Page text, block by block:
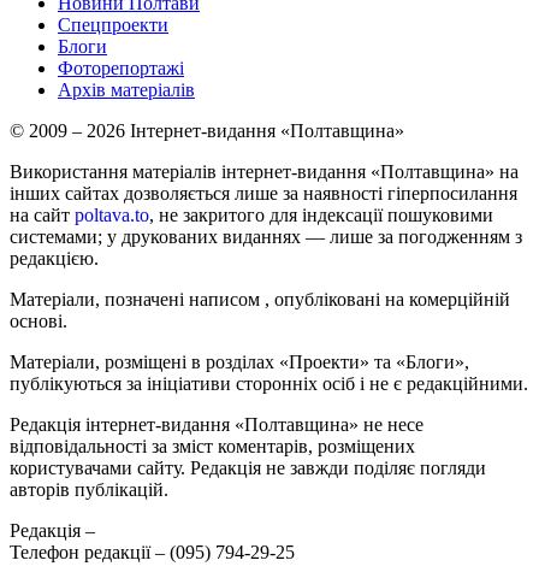
Спецпроекти
Блоги
Фоторепортажі
Архів матеріалів
© 2009 – 2026 Інтернет-видання «Полтавщина»
Використання матеріалів інтернет-видання «Полтавщина» на
інших сайтах дозволяється лише за наявності гіперпосилання
на сайт poltava.to, не закритого для індексації пошуковими
системами; у друкованих виданнях — лише за погодженням з
редакцією.
Матеріали, позначені написом , опубліковані на комерційній
основі.
Матеріали, розміщені в розділах «Проекти» та «Блоги»,
публікуються за ініціативи сторонніх осіб і не є редакційними.
Редакція інтернет-видання «Полтавщина» не несе
відповідальності за зміст коментарів, розміщених
користувачами сайту. Редакція не завжди поділяє погляди
авторів публікацій.
Редакція –
Телефон редакції – (095) 794-29-25